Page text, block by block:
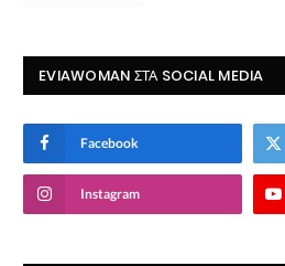
EVIAWOMAN ΣΤΑ SOCIAL MEDIA
Facebook
Instagram